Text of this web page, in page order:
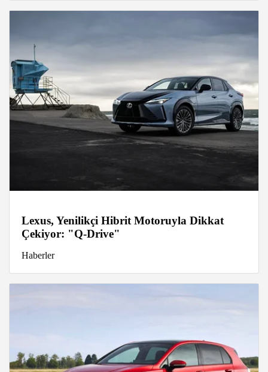
Lexus, Yenilikçi Hibrit Motoruyla Dikkat
Çekiyor: "Q-Drive"
Haberler